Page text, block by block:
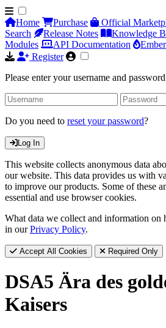
Home Purchase Official
Search
Release Notes Knowledge
Modules
API Documentation Ember
Register
Please enter your username and
Do you need to reset your password?
Log In
This website collects anonymous data
our website. This data provides us with
to improve our products. Some of these
essential and use browser cookies.
What data we collect and information on
in ourPrivacy Policy.
Accept All Cookies Required Only
DSA5 Ära des
Kaisers